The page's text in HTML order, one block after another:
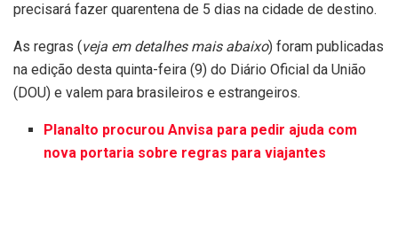
precisará fazer quarentena de 5 dias na cidade de destino.
As regras (veja em detalhes mais abaixo) foram publicadas
na edição desta quinta-feira (9) do Diário Oficial da União
(DOU) e valem para brasileiros e estrangeiros.
Planalto procurou Anvisa para pedir ajuda com
nova portaria sobre regras para viajantes